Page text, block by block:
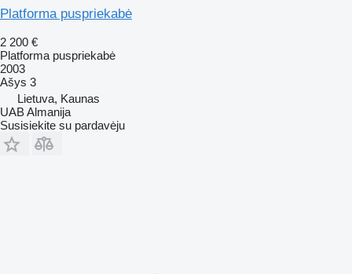
Platforma puspriekabė
2 200 €
Platforma puspriekabė
2003
Ašys 3
Lietuva, Kaunas
UAB Almanija
Susisiekite su pardavėju